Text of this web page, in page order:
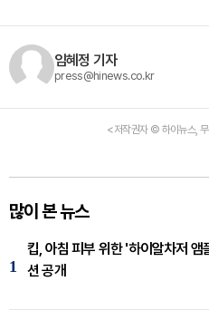
임혜정 기자
press@hinews.co.kr
<저작권자 © 하이뉴스,
많이 본 뉴스
1
킵, 아침 피부 위한 '하이알차저 앰
션 공개